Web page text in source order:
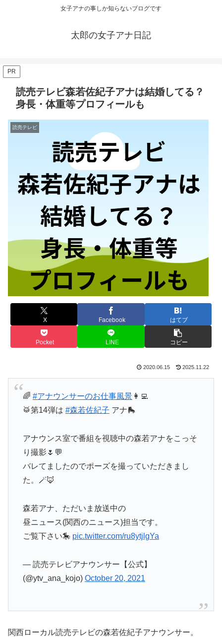
女子アナの事しか知らないブログです
太郎の女子アナ日記
PR
読売テレビ森若佐紀子アナは結婚してる？
身長・体重等プロフィールも
読売テレビ
X Facebook はてブ
Pocket LINE コピー
2020.06.15 2025.11.22
🌈 #アナウンサーのお仕事風景👩‍💻
🥁第14弾は #森若佐紀子 アナ🛼
アナウンス室で番組を視聴中の森若アナをこっそ
り撮影🌷💬
バレてましたのでポーズを撮っていただきまし
た。🪄🦊
森若アナ、ただいま放送中の
昼ニュース(関西のニュース)担当です。
ご覧下さい🎠 pic.twitter.com/ru8ytjlgYa
— 読売テレビアナウンサー【公式】
(@ytv_ana_kojo) October 20, 2021
関西ローカル読売テレビの森若佐紀子アナウンサー。